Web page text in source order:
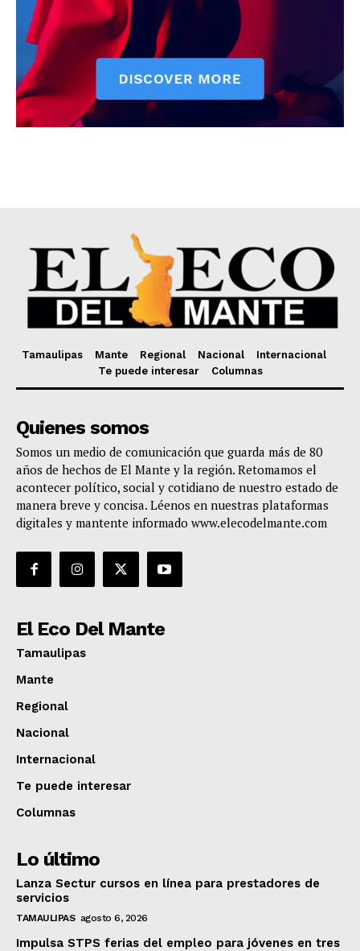
Tamaulipas Mante Regional Nacional
Internacional
Te puede interesar
Columnas
Quienes somos
Somos un medio de comunicación que guarda más de 80
años de hechos de El Mante y la región. Retomamos el
acontecer político, social y cotidiano de nuestro estado de
manera breve y concisa. Léenos en nuestras plataformas
digitales y mantente informado www.elecodelmante.com
El Eco Del Mante
Tamaulipas
Mante
Regional
Nacional
Internacional
Te puede interesar
Columnas
Lo último
Lanza Sectur cursos en línea para prestadores de
servicios
TAMAULIPAS agosto 6, 2026
Impulsa STPS ferias del empleo para jóvenes en tres